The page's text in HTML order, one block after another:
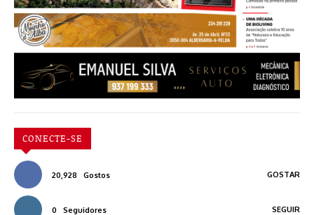
CONECTE-SE
20,928 Gostos GOSTAR
0 Seguidores SEGUIR